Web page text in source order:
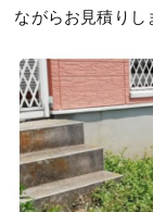
ながらお見積りし